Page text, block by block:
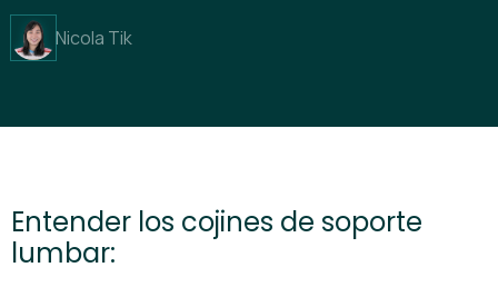
Nicola Tik
Entender los cojines de soporte
lumbar: